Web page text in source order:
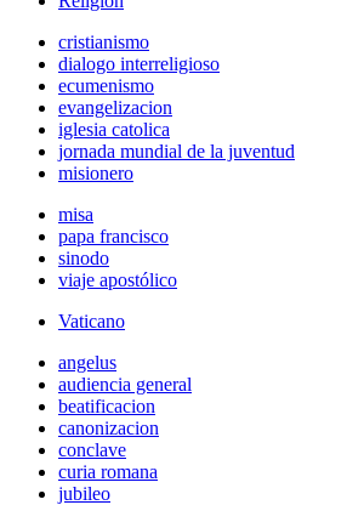
cristianismo
dialogo interreligioso
ecumenismo
evangelizacion
iglesia catolica
jornada mundial de la juventud
misionero
misa
papa francisco
sinodo
viaje apostólico
Vaticano
angelus
audiencia general
beatificacion
canonizacion
conclave
curia romana
jubileo